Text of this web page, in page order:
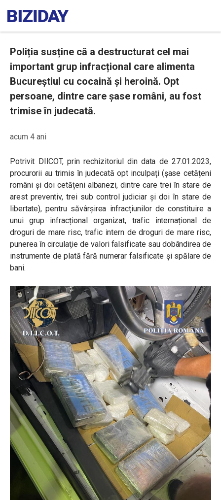
Poliția susține că a destructurat cel mai
important grup infracțional care alimenta
Bucureștiul cu cocaină și heroină. Opt
persoane, dintre care șase români, au fost
trimise în judecată.
acum 4 ani
Potrivit DIICOT, prin rechizitoriul din data de 27.01.2023,
procurorii au trimis în judecată opt inculpați (șase cetățeni
români și doi cetățeni albanezi, dintre care trei în stare de
arest preventiv, trei sub control judiciar și doi în stare de
libertate), pentru săvârșirea infracțiunilor de constituire a
unui grup infracțional organizat, trafic internațional de
droguri de mare risc, trafic intern de droguri de mare risc,
punerea în circulaţie de valori falsificate sau dobândirea de
instrumente de plată fără numerar falsificate și spălare de
bani.